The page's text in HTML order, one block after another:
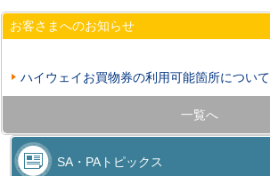
お客さまへのお知らせ
ハイウェイお買物券の利用可能箇所について
一覧へ
SA・PAトピックス